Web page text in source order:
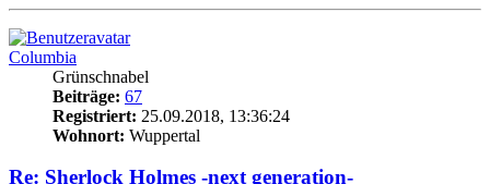
Columbia
Grünschnabel
Beiträge: 67
Registriert: 25.09.2018, 13:36:24
Wohnort: Wuppertal
Re: Sherlock Holmes -next generation-